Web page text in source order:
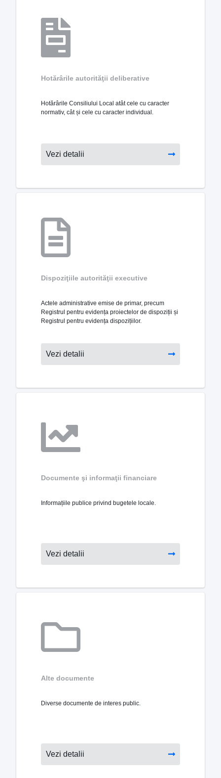
Hotărârile autorităţii deliberative
Hotărârile Consiliului Local atât cele cu caracter
normativ, cât și cele cu caracter individual.
Vezi detalii
Dispoziţiile autorităţii executive
Actele administrative emise de primar, precum
Registrul pentru evidența proiectelor de dispoziții și
Registrul pentru evidența dispozițiilor.
Vezi detalii
Documente şi informaţii financiare
Informațiile publice privind bugetele locale.
Vezi detalii
Alte documente
Diverse documente de interes public.
Vezi detalii